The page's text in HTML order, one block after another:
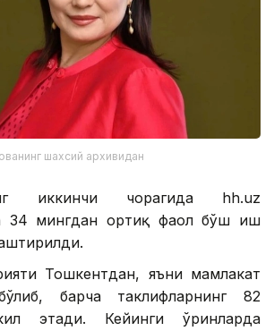
шахсий архивидан
иккинчи чорагида hh.uz
34 мингдан ортиқ фаол бўш иш
Тошкентдан, яъни мамлакат
барча таклифларнинг 82
этади. Кейинги ўринларда